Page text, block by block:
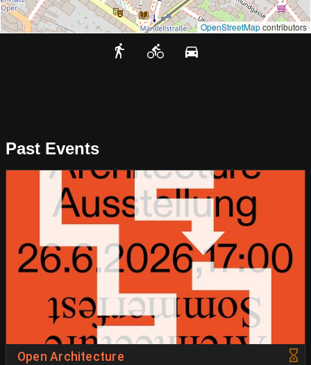
OpenStreetMapcontributors
Past Events
Open Architecture